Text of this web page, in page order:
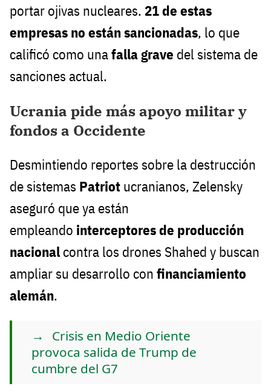
portar ojivas nucleares. 21 de estas
empresas no están sancionadas, lo que
calificó como unafalla grave del sistema de
sanciones actual.
Ucrania pide más apoyo militar y
fondos a Occidente
Desmintiendo reportes sobre la destrucción
de sistemas Patriot ucranianos, Zelensky
aseguró que ya están
empleando interceptores de producción
nacional contra los drones Shahed y buscan
ampliar su desarrollo con financiamiento
alemán.
Crisis en Medio Oriente
provoca salida de Trump de
cumbre del G7